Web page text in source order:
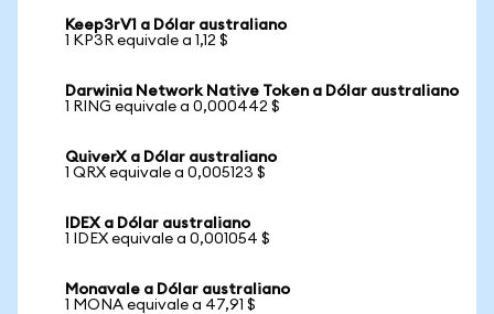
Keep3rV1 a Dólar australiano
1 KP3R equivale a 1,12 $
Darwinia Network Native Token a Dólar australiano
1 RING equivale a 0,000442 $
QuiverX a Dólar australiano
1 QRX equivale a 0,005123 $
IDEX a Dólar australiano
1 IDEX equivale a 0,001054 $
Monavale a Dólar australiano
1 MONA equivale a 47,91 $